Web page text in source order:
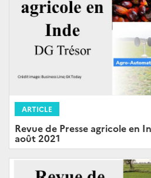
ARTICLE
Revue de Presse agricole en
août 2021